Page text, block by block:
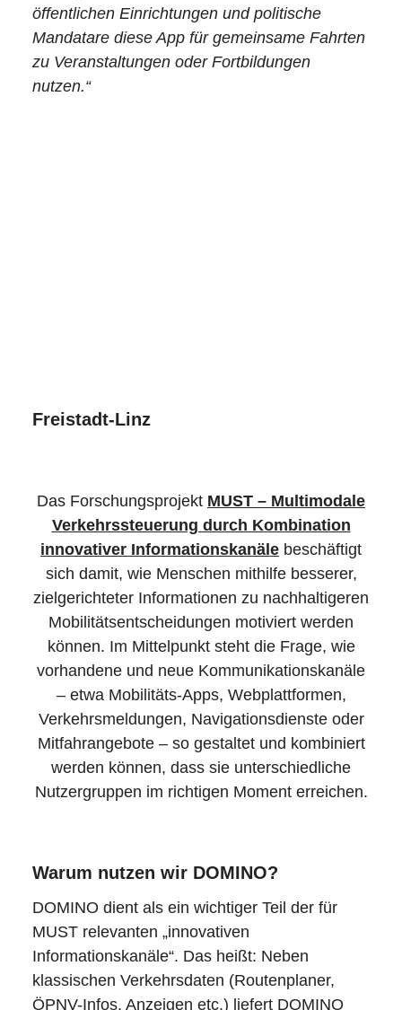
öffentlichen Einrichtungen und politische
Mandatare diese App für gemeinsame Fahrten
zu Veranstaltungen oder Fortbildungen
nutzen.“
Freistadt-Linz
Das Forschungsprojekt MUST – Multimodale
Verkehrssteuerung durch Kombination
innovativer Informationskanäle beschäftigt
sich damit, wie Menschen mithilfe besserer,
zielgerichteter Informationen zu nachhaltigeren
Mobilitätsentscheidungen motiviert werden
können. Im Mittelpunkt steht die Frage, wie
vorhandene und neue Kommunikationskanäle
– etwa Mobilitäts-Apps, Webplattformen,
Verkehrsmeldungen, Navigationsdienste oder
Mitfahrangebote – so gestaltet und kombiniert
werden können, dass sie unterschiedliche
Nutzergruppen im richtigen Moment erreichen.
Warum nutzen wir DOMINO?
DOMINO dient als ein wichtiger Teil der für
MUST relevanten „innovativen
Informationskanäle“. Das heißt: Neben
klassischen Verkehrsdaten (Routenplaner,
ÖPNV-Infos, Anzeigen etc.) liefert DOMINO